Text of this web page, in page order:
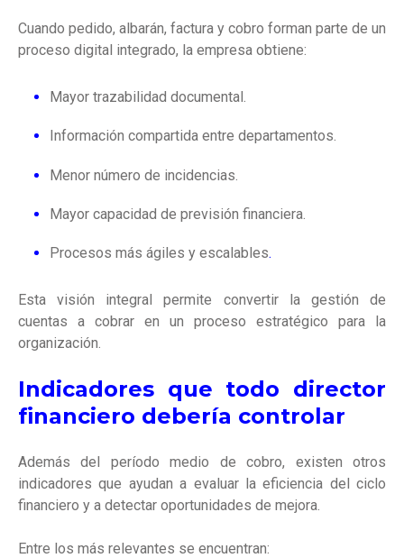
Cuando pedido, albarán, factura y cobro forman parte de un
proceso digital integrado, la empresa obtiene:
Mayor trazabilidad documental.
Información compartida entre departamentos.
Menor número de incidencias.
Mayor capacidad de previsión financiera.
Procesos más ágiles y escalables.
Esta visión integral permite convertir la gestión de
cuentas a cobrar en un proceso estratégico para la
organización.
Indicadores que todo director
financiero debería controlar
Además del período medio de cobro, existen otros
indicadores que ayudan a evaluar la eficiencia del ciclo
financiero y a detectar oportunidades de mejora.
Entre los más relevantes se encuentran: